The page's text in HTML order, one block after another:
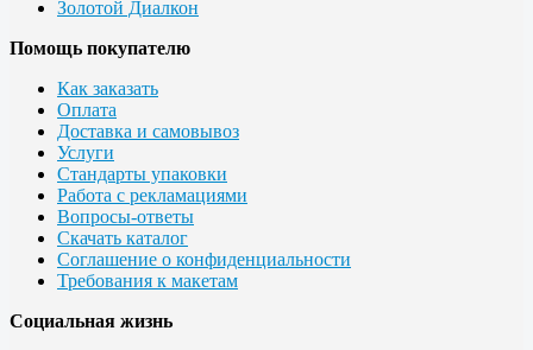
Золотой Диалкон
Помощь покупателю
Как заказать
Оплата
Доставка и самовывоз
Услуги
Стандарты упаковки
Работа с рекламациями
Вопросы-ответы
Скачать каталог
Соглашение о конфиденциальности
Требования к макетам
Социальная жизнь